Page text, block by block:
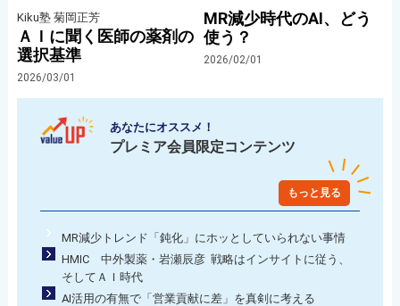
Kiku塾 菊岡正芳
ＡＩに聞く医師の薬剤の
選択基準
2026/03/01
MR減少時代のAI、どう
使う？
2026/02/01
あなたにオススメ！
プレミア会員限定コンテンツ
もっと見る
MR減少トレンド「鈍化」にホッとしていられない事情
HMIC 中外製薬・岩瀬辰彦 戦略はインサイトに従う、
そしてＡＩ時代
AI活用の有無で「営業貢献に差」を真剣に考える